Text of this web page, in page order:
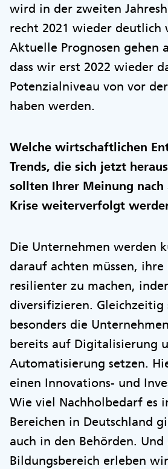
wird in der zweiten
recht 2021 wieder deutlich
Aktuelle Prognosen gehen
dass wir erst 2022 wieder
Potenzialniveau von vor
haben werden.
Welche wirtschaftlichen
Trends, die sich jetzt
sollten Ihrer Meinung nach
Krise weiterverfolgt
Die Unternehmen werden
darauf achten müssen,
resilienter zu machen,
diversifizieren. Gleichzeitig
besonders die
bereits auf Digitalisierung
Automatisierung setzen.
einen Innovations- und
Wie viel Nachholbedarf es
Bereichen in Deutschland
auch in den Behörden. Und
Bildungsbereich erleben